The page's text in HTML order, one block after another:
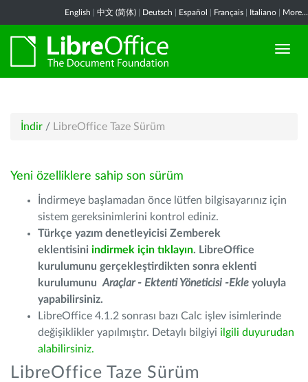
English 中文 (简体) Deutsch Español Français Italiano More...
İndir / LibreOffice Taze Sürüm
Yeni özelliklere sahip son sürüm
İndirmeye başlamadan önce lütfen bilgisayarınız için
sistem gereksinimlerini kontrol ediniz.
Türkçe yazım denetleyicisi Zemberek
eklentisini indirmek için tıklayın. LibreOffice
kurulumunu gerçekleştirdikten sonra eklenti
kurulumunu Araçlar - Ektenti Yöneticisi -Ekle yoluyla
yapabilirsiniz.
LibreOffice 4.1.2 sonrası bazı Calc işlev isimlerinde
değişiklikler yapılmıştır. Detaylı bilgiyi ilgili duyurudan
alabilirsiniz.
LibreOffice Taze Sürüm